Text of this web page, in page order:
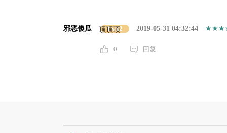
邪恶傻瓜 Lv12 2019-05-31 04:32:44
顶顶顶
0 回复